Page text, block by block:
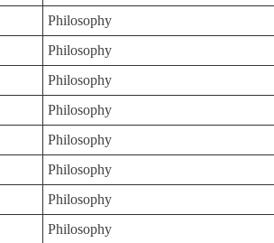
Philosophy
Philosophy
Philosophy
Philosophy
Philosophy
Philosophy
Philosophy
Philosophy